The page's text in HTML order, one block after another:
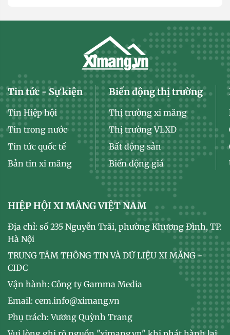
Tin tức - Sự kiện
Tin Hiệp hội
Tin trong nước
Tin tức quốc tế
Bản tin xi măng
Biến động thị trường
Thị trường xi măng
Thị trường VLXD
Bất động sản
Biến động giá
HIỆP HỘI XI MĂNG VIỆT NAM
Địa chỉ: số 235 Nguyễn Trãi, phường Khương Đình, TP.
Hà Nội
TRUNG TÂM THÔNG TIN VÀ DỮ LIỆU XI MĂNG -
CIDC
Vận hành: Công ty Gamma Media
Email: cem.info@ximang.vn
Phụ trách: Vương Quỳnh Trang